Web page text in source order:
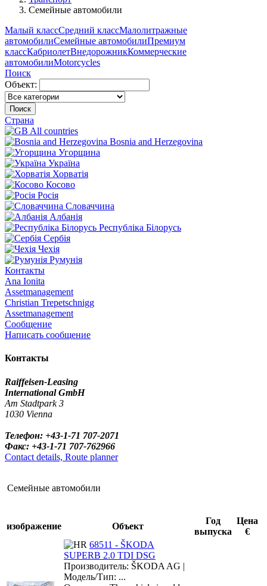
Семейные автомобили
Малый классСредний классМалолитражные
автомобилиСемейные автомобилиПремиум
классКабриолетВнедорожникКоммерческие
автомобилиMotorcycles
Поиск
Объект:
Поиск
Страна
All countries
Bosnia and Herzegovina
Угорщина
Україна
Хорватія
Косово
Росія
Словаччина
Албанія
Республіка Білорусь
Сербія
Чехія
Румунія
Контакты
Ana Ionita
Assetmanagement
Christian Trepetschnigg
Assetmanagement
Сообщение
Написать сообщение
Контакты
Raiffeisen-Leasing
International GmbH
Am Stadtpark 3
1030 Vienna
Телефон: +43-1-71 707-2071
Факс: +43-1-71 707-762966
Contact details, Route planner
Семейные автомобили
изображение Объект
Год
выпуска
Цена
€
68511 - ŠKODA
SUPERB 2.0 TDI DSG
Производитель: ŠKODA AG |
Модель/Тип: ...